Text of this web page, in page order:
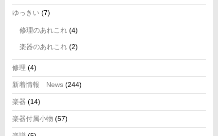
ゆっきい (7)
修理のあれこれ (4)
楽器のあれこれ (2)
修理 (4)
新着情報 News (244)
楽器 (14)
楽器付属小物 (57)